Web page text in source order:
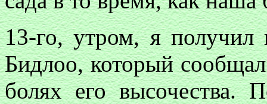
13-го, утром, я
Бидлоо, который
болях его высочества.